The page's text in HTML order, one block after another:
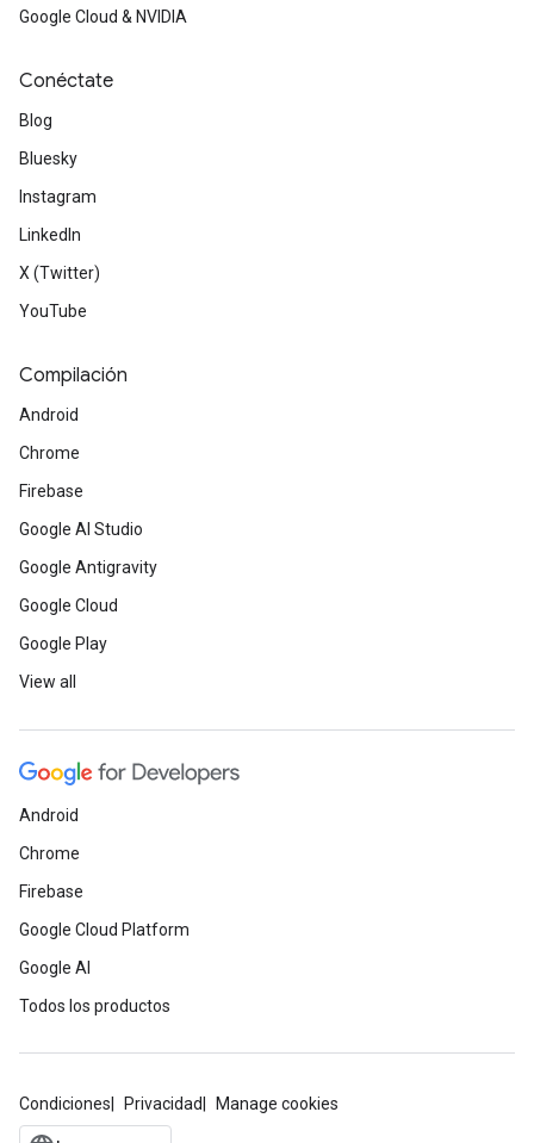
Google Cloud & NVIDIA
Conéctate
Blog
Bluesky
Instagram
LinkedIn
X (Twitter)
YouTube
Compilación
Android
Chrome
Firebase
Google AI Studio
Google Antigravity
Google Cloud
Google Play
View all
Android
Chrome
Firebase
Google Cloud Platform
Google AI
Todos los productos
Condiciones Privacidad Manage cookies